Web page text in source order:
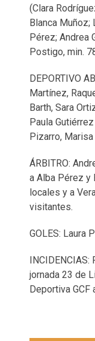
(Clara
Blanca Muñoz;
Pérez; Andrea
Postigo, min.
DEPORTIVO
Martínez,
Barth, Sara
Paula
Pizarro, Marisa
ÁRBITRO:
a Alba Pérez y
locales y a
visitantes.
GOLES: Laura
jornada 23 de
Deportiva